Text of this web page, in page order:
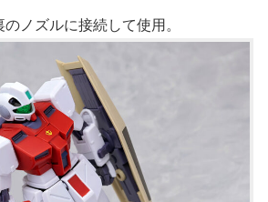
ノズルに接続して使用。